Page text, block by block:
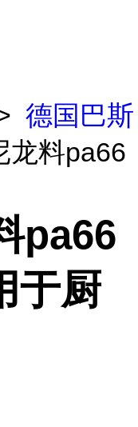
德国巴斯
龙料pa66
pa66
于厨